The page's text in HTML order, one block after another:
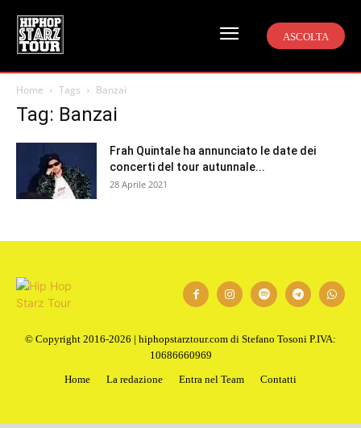
ASCOLTA
Home Tags Banzai
Tag: Banzai
Frah Quintale ha annunciato le date dei
concerti del tour autunnale...
28 Aprile 2021
© Copyright 2016-2026 | hiphopstarztour.com di Stefano Tosoni P.IVA:
10686660969
Home
La redazione Entra nel Team Contatti